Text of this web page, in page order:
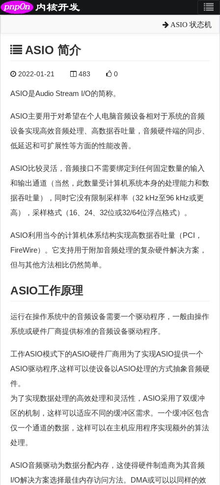
ASIO 状态机
ASIO 简介
2022-01-21 483 0
ASIO是Audio Stream I/O的简称。
ASIO主要用于对希望在个人电脑音频设备相对于系统的音频
设备实现高效音频处理、高数据吞吐量，音频硬件端的同步、
低延迟和可扩展性等方面的性能改善。
ASIO比较灵活，音频接口不需要绑定到任何固定数量的输入
和输出通道（当然，此数量受计算机系统本身的处理能力和数
据吞吐量），同时它没有限制采样率（32 kHz至96 kHz或更
高），采样格式（16、24、32位或32/64位浮点格式）。
ASIO利用当今的计算机体系结构实现高数据吞吐量（PCI，
FireWire）。它支持用于附加音频处理的复杂硬件解决方案，
但与其他方法相比仍然简单。
ASIO工作原理
运行在操作系统中的音频设备需要一个驱动程序，一般由操作
系统或硬件厂商提供标准的音频设备驱动程序。
工作ASIO模式下的ASIO硬件厂商用为了实现ASIO提供一个
ASIO驱动程序,这样可以使设备以ASIO处理的方式抽象音频硬
件。
为了实现数据处理的高效处理和灵活性，ASIO采用了双缓冲
区的机制，这样可以适应不同的缓冲区需求。一个缓冲区包含
仅一个通道的数据，这样可以在主机应用程序实现额外的算法
处理。
ASIO音频驱动为数据分配内存，这使得硬件制造商为其音频
I/O解决方案选择最佳内存访问方法。DMA或可以以同样的效